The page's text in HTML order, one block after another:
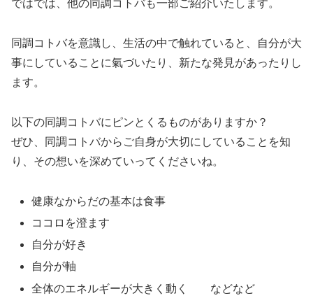
ではでは、他の同調コトバも一部ご紹介いたします。
同調コトバを意識し、生活の中で触れていると、自分が大
事にしていることに氣づいたり、新たな発見があったりし
ます。
以下の同調コトバにピンとくるものがありますか？
ぜひ、同調コトバからご自身が大切にしていることを知
り、その想いを深めていってくださいね。
健康なからだの基本は食事
ココロを澄ます
自分が好き
自分が軸
全体のエネルギーが大きく動く などなど